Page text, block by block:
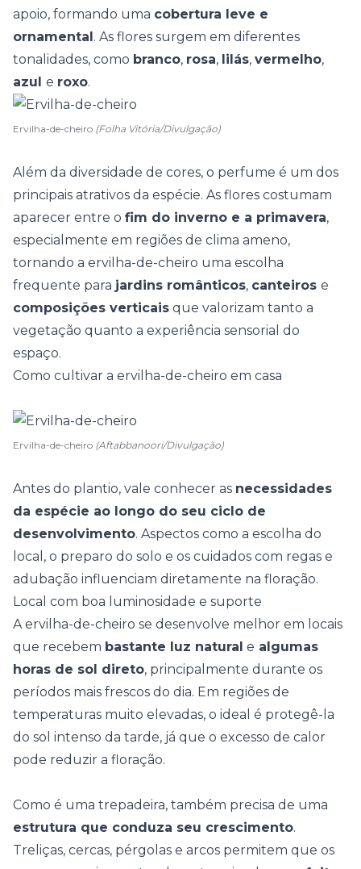
apoio, formando uma cobertura leve e
ornamental. As flores surgem em diferentes
tonalidades, como branco, rosa, lilás, vermelho,
azul e roxo.
Ervilha-de-cheiro (Folha Vitória/Divulgação)
Além da diversidade de cores, o perfume é um dos
principais atrativos da espécie. As flores costumam
aparecer entre o fim do inverno e a primavera,
especialmente em regiões de clima ameno,
tornando a ervilha-de-cheiro uma escolha
frequente para jardins românticos, canteiros e
composições verticais que valorizam tanto a
vegetação quanto a experiência sensorial do
espaço.
Como cultivar a ervilha-de-cheiro em casa
Ervilha-de-cheiro (Aftabbanoori/Divulgação)
Antes do plantio, vale conhecer as necessidades
da espécie ao longo do seu ciclo de
desenvolvimento. Aspectos como a escolha do
local, o preparo do solo e os cuidados com regas e
adubação influenciam diretamente na floração.
Local com boa luminosidade e suporte
A ervilha-de-cheiro se desenvolve melhor em locais
que recebem bastante luz natural e algumas
horas de sol direto, principalmente durante os
períodos mais frescos do dia. Em regiões de
temperaturas muito elevadas, o ideal é protegê-la
do sol intenso da tarde, já que o excesso de calor
pode reduzir a floração.
Como é uma trepadeira, também precisa de uma
estrutura que conduza seu crescimento.
Treliças, cercas, pérgolas e arcos permitem que os